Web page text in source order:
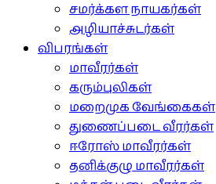
சமர்க்கள நாயகர்கள்
அழியாச்சுடர்கள்
விபரங்கள்
மாவீரர்கள்
கரும்புலிகள்
மறைமுக வேங்கைகள்
துணைப்படை வீரர்கள்
ஈரோஸ் மாவீரர்கள்
தனிக்குழு மாவீரர்கள்